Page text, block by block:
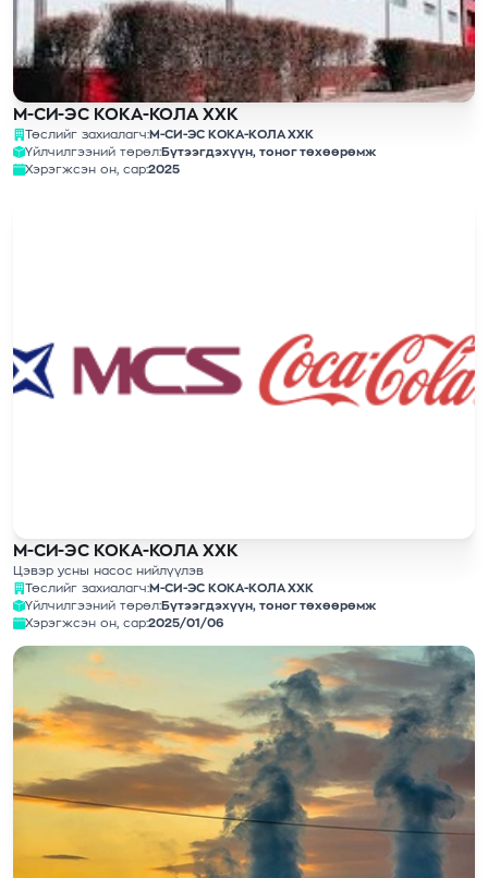
М-СИ-ЭС КОКА-КОЛА ХХК
Төслийг захиалагч:М-СИ-ЭС КОКА-КОЛА ХХК
Үйлчилгээний төрөл:Бүтээгдэхүүн, тоног төхөөрөмж
Хэрэгжсэн он, сар:2025
М-СИ-ЭС КОКА-КОЛА ХХК
Цэвэр усны насос нийлүүлэв
Төслийг захиалагч:М-СИ-ЭС КОКА-КОЛА ХХК
Үйлчилгээний төрөл:Бүтээгдэхүүн, тоног төхөөрөмж
Хэрэгжсэн он, сар:2025/01/06